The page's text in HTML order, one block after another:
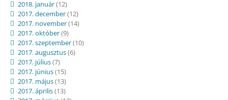
2018. január(12)
2017. december(12)
2017. november(14)
2017. október(9)
2017. szeptember(10)
2017. augusztus(6)
2017. július(7)
2017. június(15)
2017. május(13)
2017. április(13)